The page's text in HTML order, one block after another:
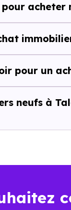
: un
ou d'achat
dans le
du prix
leprix au m²
ce chiffre
l’ensemble de
acheter
pour un
neufs à